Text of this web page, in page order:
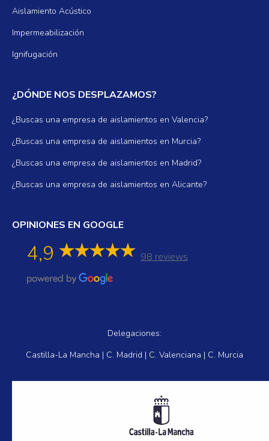
Aislamiento Acústico
Impermeabilización
Ignifugación
¿DÓNDE NOS DESPLAZAMOS?
¿Buscas una empresa de aislamientos en Valencia?
¿Buscas una empresa de aislamientos en Murcia?
¿Buscas una empresa de aislamientos en Madrid?
¿Buscas una empresa de aislamientos en Alicante?
OPINIONES EN GOOGLE
4,9 98 reviews
Delegaciones:
Castilla-La Mancha | C. Madrid | C. Valenciana | C. Murcia